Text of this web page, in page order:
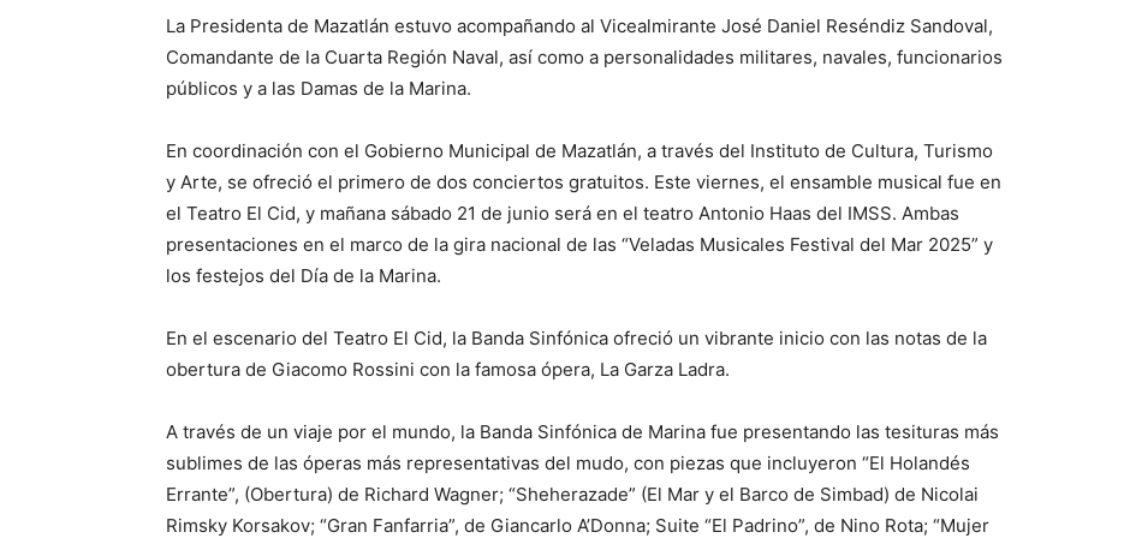
La Presidenta de Mazatlán estuvo acompañando al Vicealmirante José Daniel Reséndiz Sandoval,
Comandante de la Cuarta Región Naval, así como a personalidades militares, navales, funcionarios
públicos y a las Damas de la Marina.
En coordinación con el Gobierno Municipal de Mazatlán, a través del Instituto de Cultura, Turismo
y Arte, se ofreció el primero de dos conciertos gratuitos. Este viernes, el ensamble musical fue en
el Teatro El Cid, y mañana sábado 21 de junio será en el teatro Antonio Haas del IMSS. Ambas
presentaciones en el marco de la gira nacional de las “Veladas Musicales Festival del Mar 2025” y
los festejos del Día de la Marina.
En el escenario del Teatro El Cid, la Banda Sinfónica ofreció un vibrante inicio con las notas de la
obertura de Giacomo Rossini con la famosa ópera, La Garza Ladra.
A través de un viaje por el mundo, la Banda Sinfónica de Marina fue presentando las tesituras más
sublimes de las óperas más representativas del mudo, con piezas que incluyeron “El Holandés
Errante”, (Obertura) de Richard Wagner; “Sheherazade” (El Mar y el Barco de Simbad) de Nicolai
Rimsky Korsakov; “Gran Fanfarria”, de Giancarlo A’Donna; Suite “El Padrino”, de Nino Rota; “Mujer